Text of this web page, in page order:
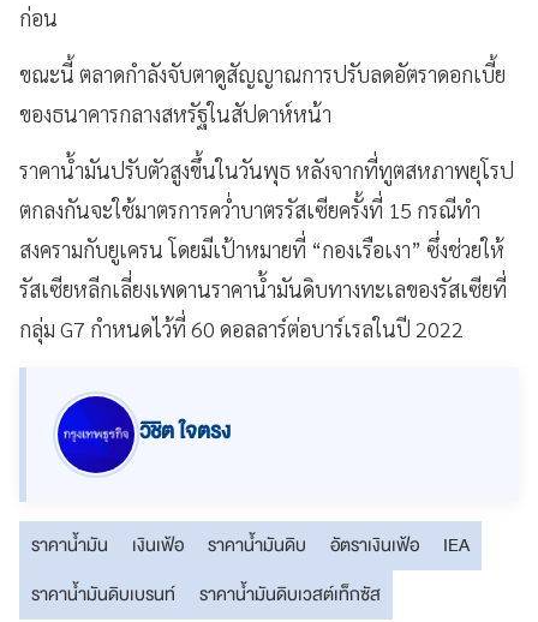
ก่อน
ขณะนี้ ตลาดกำลังจับตาดูสัญญาณการปรับลดอัตราดอกเบี้ย
ของธนาคารกลางสหรัฐในสัปดาห์หน้า
ราคาน้ำมันปรับตัวสูงขึ้นในวันพุธ หลังจากที่ทูตสหภาพยุโรป
ตกลงกันจะใช้มาตรการคว่ำบาตรรัสเซียครั้งที่ 15 กรณีทำ
สงครามกับยูเครน โดยมีเป้าหมายที่ “กองเรือเงา” ซึ่งช่วยให้
รัสเซียหลีกเลี่ยงเพดานราคาน้ำมันดิบทางทะเลของรัสเซียที่
กลุ่ม G7 กำหนดไว้ที่ 60 ดอลลาร์ต่อบาร์เรลในปี 2022
วิชิต ใจตรง
ราคาน้ำมัน เงินเฟ้อ ราคาน้ำมันดิบ อัตราเงินเฟ้อ
IEA
ราคาน้ำมันดิบเบรนท์
ราคาน้ำมันดิบเวสต์เท็กซัส